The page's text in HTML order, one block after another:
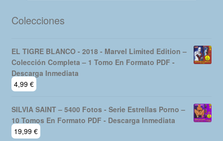
Colecciones
EL TIGRE BLANCO - 2018 - Marvel Limited Edition –
Colección Completa – 1 Tomo En Formato PDF -
Descarga Inmediata
4,99 €
SILVIA SAINT – 5400 Fotos - Serie Estrellas Porno –
10 Tomos En Formato PDF - Descarga Inmediata
19,99 €